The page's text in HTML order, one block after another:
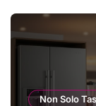
Non Solo